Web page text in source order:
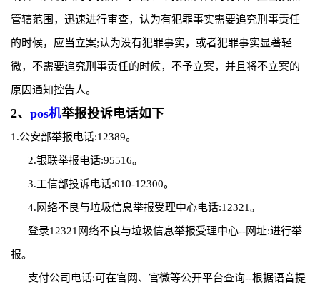
管辖范围，迅速进行审查，认为有犯罪事实需要追究刑事责任
的时候，应当立案;认为没有犯罪事实，或者犯罪事实显著轻
微，不需要追究刑事责任的时候，不予立案，并且将不立案的
原因通知控告人。
2、 pos机举报投诉电话如下
1.公安部举报电话:12389。
2.银联举报电话:95516。
3.工信部投诉电话:010-12300。
4.网络不良与垃圾信息举报受理中心电话:12321。
登录12321网络不良与垃圾信息举报受理中心--网址:进行举
报。
支付公司电话:可在官网、官微等公开平台查询--根据语音提